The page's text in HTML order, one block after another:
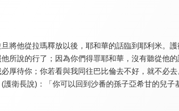
將他從拉瑪釋放以後，耶和華的話臨到耶利米。護
所說的行了；因為你們得罪耶和華，沒有聽從他
厚待你；你若看與我同往巴比倫去不好，就不必
衛長說)：「你可以回到沙番的孫子亞希甘的兒子